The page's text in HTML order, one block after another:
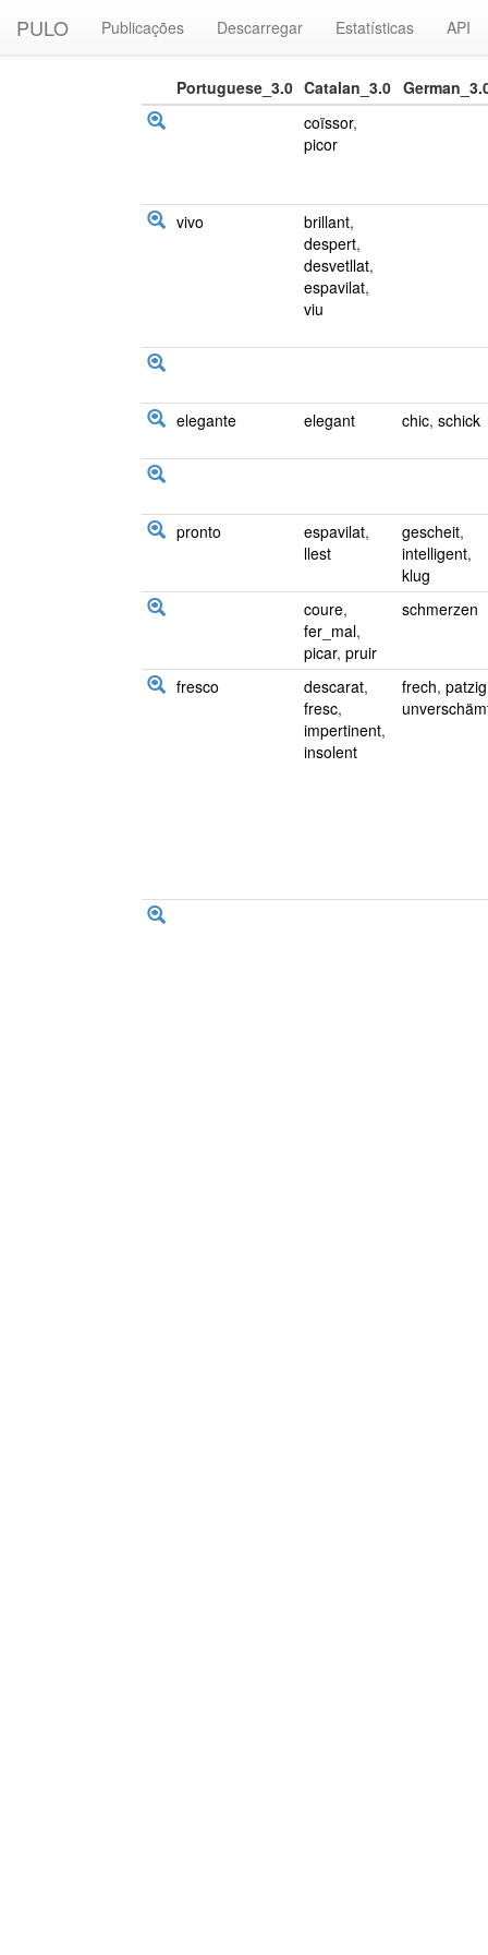
PULO Publicações Descarregar Estatísticas API
Portuguese_3.0 Catalan_3.0
coïssor,
picor
vivo brillant,
despert,
desvetllat,
espavilat,
viu
elegante elegant chic, schick
pronto espavilat,
llest
gescheit,
intelligent,
klug
coure,
fer_mal,
picar, pruir
schmerzen
fresco descarat,
fresc,
impertinent,
insolent
frech, patzig